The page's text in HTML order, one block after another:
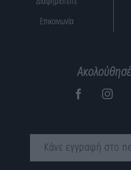
Επικοινωνία
Κάνε εγγραφή στο